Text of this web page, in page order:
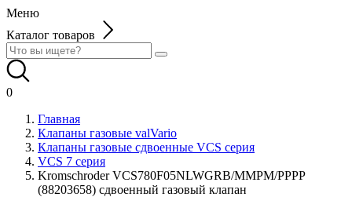
Меню
Каталог товаров
0
Главная
Клапаны газовые valVario
Клапаны газовые сдвоенные VCS серия
VCS 7 серия
Kromschroder VCS780F05NLWGRB/MMPM/PPPP
(88203658) сдвоенный газовый клапан